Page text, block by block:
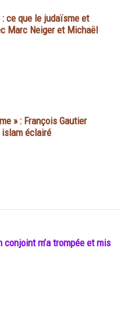
ce que le judaïsme et
Marc Neiger et Michaël
» : François Gautier
éclairé
conjoint m’a trompée et mis